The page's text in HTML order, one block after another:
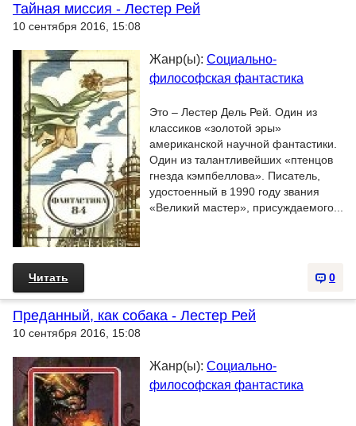
Тайная миссия - Лестер Рей
10 сентября 2016, 15:08
Жанр(ы): Социально-
философская фантастика
Это – Лестер Дель Рей. Один из
классиков «золотой эры»
американской научной фантастики.
Один из талантливейших «птенцов
гнезда кэмпбеллова». Писатель,
удостоенный в 1990 году звания
«Великий мастер», присуждаемого...
0
Читать
Преданный, как собака - Лестер Рей
10 сентября 2016, 15:08
Жанр(ы): Социально-
философская фантастика